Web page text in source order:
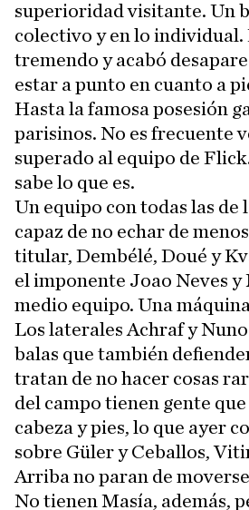
superioridad visitante. Un
colectivo y en lo individual.
tremendo y acabó
estar a punto en cuanto a
Hasta la famosa posesión
parisinos. No es frecuente
superado al equipo de
sabe lo que es.
Un equipo con todas las de
capaz de no echar de
titular, Dembélé, Doué y
el imponente Joao Neves
medio equipo. Una
Los laterales Achraf y
balas que también
tratan de no hacer cosas
del campo tienen gente que
cabeza y pies, lo que ayer
sobre Güler y Ceballos,
Arriba no paran de
No tienen Masía, además,